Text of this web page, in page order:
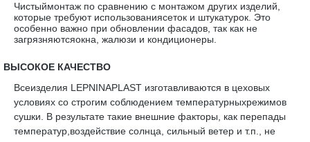
Чистыймонтаж по сравнению с монтажом других изделий,
которые требуют использованиясеток и штукатурок. Это
особенно важно при обновлении фасадов, так как не
загрязняютсяокна, жалюзи и кондиционеры.
ВЫСОКОЕ КАЧЕСТВО
Всеизделия LEPNINAPLAST изготавливаются в цеховых
условиях со строгим соблюдением температурныхрежимов
сушки. В результате такие внешние факторы, как перепады
температур,воздействие солнца, сильный ветер и т.п., не